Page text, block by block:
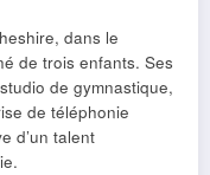
dans le
de trois enfants. Ses
de gymnastique,
de téléphonie
d’un talent